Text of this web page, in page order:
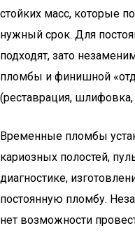
стойких масс, которые
нужный срок. Для
подходят, зато
пломбы и финишной
(реставрация, шлифовка,
Временные пломбы
кариозных полостей,
диагностике,
постоянную пломбу.
нет возможности